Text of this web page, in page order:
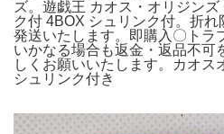
ズ。遊戯王 カオス・オリジン
ク付 4BOX シュリンク付。折れ
発送いたします。即購入〇トラ
いかなる場合も返金・返品不可
しくお願いいたします。カオ
シュリンク付き